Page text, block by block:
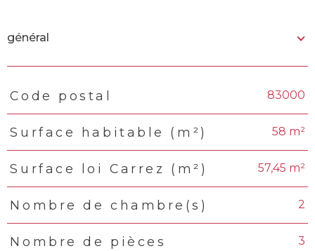
général
TRAD_PAMPERO_Caracteristique
Code postal 83000
Surface habitable (m²) 58 m²
Surface loi Carrez (m²) 57,45 m²
Nombre de chambre(s) 2
Nombre de pièces 3